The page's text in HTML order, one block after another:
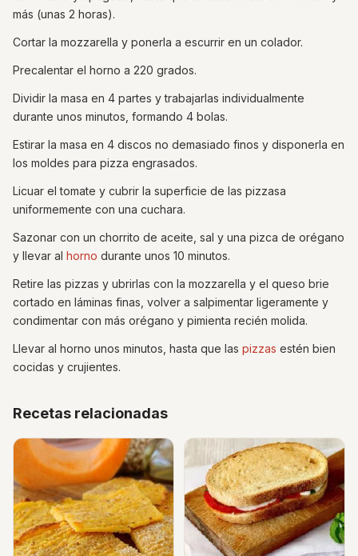
más (unas 2 horas).
Cortar la mozzarella y ponerla a escurrir en un colador.
Precalentar el horno a 220 grados.
Dividir la masa en 4 partes y trabajarlas individualmente
durante unos minutos, formando 4 bolas.
Estirar la masa en 4 discos no demasiado finos y disponerla en
los moldes para pizza engrasados.
Licuar el tomate y cubrir la superficie de las pizzasa
uniformemente con una cuchara.
Sazonar con un chorrito de aceite, sal y una pizca de orégano
y llevar al horno durante unos 10 minutos.
Retire las pizzas y ubrirlas con la mozzarella y el queso brie
cortado en láminas finas, volver a salpimentar ligeramente y
condimentar con más orégano y pimienta recién molida.
Llevar al horno unos minutos, hasta que las pizzas estén bien
cocidas y crujientes.
Recetas relacionadas